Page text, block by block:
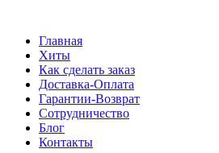
Главная
Хиты
Как сделать заказ
Доставка-Оплата
Гарантии-Возврат
Сотрудничество
Блог
Контакты